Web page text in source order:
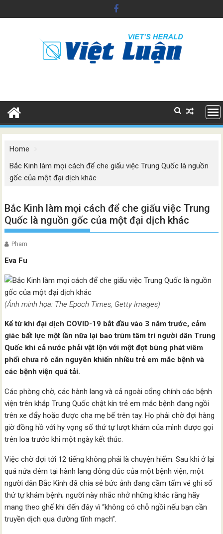
to
Home
Bắc Kinh làm mọi cách để che giấu việc Trung Quốc là nguồn
gốc của một đại dịch khác
Bắc Kinh làm mọi cách để che giấu việc Trung
Quốc là nguồn gốc của một đại dịch khác
Pham
Eva Fu
(Ảnh minh họa: The Epoch Times, Getty Images)
Kể từ khi đại dịch COVID-19 bắt đầu vào 3 năm trước, cảm
giác bất lực một lần nữa lại bao trùm tâm trí người dân Trung
Quốc khi cả nước phải vật lộn với một đợt bùng phát viêm
phổi chưa rõ căn nguyên khiến nhiều trẻ em mắc bệnh và
các bệnh viện quá tải.
Các phòng chờ, các hành lang và cả ngoài cổng chính các bệnh
viện trên khắp Trung Quốc chật kín trẻ em mắc bệnh đang ngồi
trên xe đẩy hoặc được cha mẹ bế trên tay. Họ phải chờ đợi hàng
giờ đồng hồ với hy vọng số thứ tự lượt khám của mình được gọi
trên loa trước khi một ngày kết thúc.
Việc chờ đợi tới 12 tiếng không phải là chuyện hiếm. Sau khi ở lại
quá nửa đêm tại hành lang đông đúc của một bệnh viện, một
người dân Bắc Kinh đã chia sẻ bức ảnh đang cầm tấm vé ghi số
thứ tự khám bệnh; người này nhắc nhở những khác rằng hãy
mang theo ghế khi đến đây vì “không có chỗ ngồi nếu bạn cần
truyền dịch qua đường tĩnh mạch”.